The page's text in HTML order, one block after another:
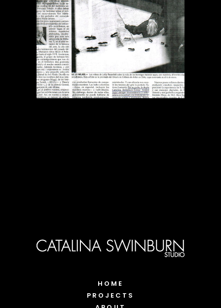
DIARIO EL MERCURIO
MIRANDO EL 2002
Publications
HOME
PROJECTS